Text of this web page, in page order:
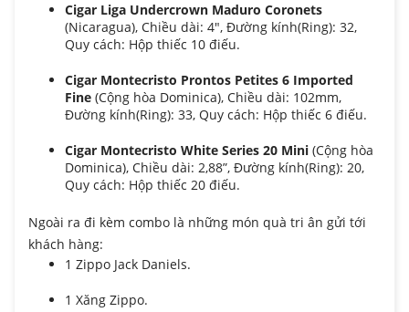
Cigar Liga Undercrown Maduro Coronets
(Nicaragua), Chiều dài: 4″, Đường kính(Ring): 32,
Quy cách: Hộp thiếc 10 điếu.
Cigar Montecristo Prontos Petites 6 Imported
Fine (Cộng hòa Dominica), Chiều dài: 102mm,
Đường kính(Ring): 33, Quy cách: Hộp thiếc 6 điếu.
Cigar Montecristo White Series 20 Mini (Cộng hòa
Dominica), Chiều dài: 2,88”, Đường kính(Ring): 20,
Quy cách: Hộp thiếc 20 điếu.
Ngoài ra đi kèm combo là những món quà tri ân gửi tới
khách hàng:
1 Zippo Jack Daniels.
1 Xăng Zippo.